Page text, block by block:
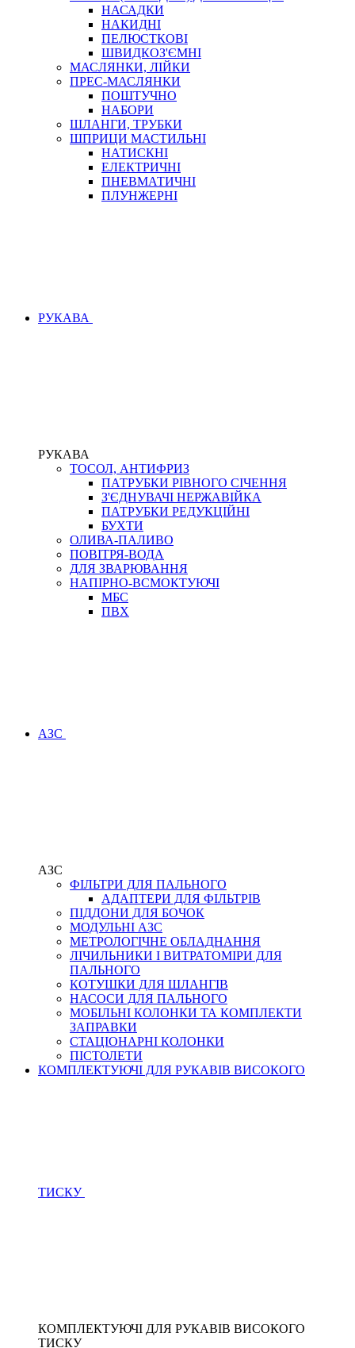
НАСАДКИ
НАКИДНІ
ПЕЛЮСТКОВІ
ШВИДКОЗ'ЄМНІ
МАСЛЯНКИ, ЛІЙКИ
ПРЕС-МАСЛЯНКИ
ПОШТУЧНО
НАБОРИ
ШЛАНГИ, ТРУБКИ
ШПРИЦИ МАСТИЛЬНІ
НАТИСКНІ
ЕЛЕКТРИЧНІ
ПНЕВМАТИЧНІ
ПЛУНЖЕРНІ
РУКАВА
РУКАВА
ТОСОЛ, АНТИФРИЗ
ПАТРУБКИ РІВНОГО СІЧЕННЯ
З'ЄДНУВАЧІ НЕРЖАВІЙКА
ПАТРУБКИ РЕДУКЦІЙНІ
БУХТИ
ОЛИВА-ПАЛИВО
ПОВІТРЯ-ВОДА
ДЛЯ ЗВАРЮВАННЯ
НАПІРНО-ВСМОКТУЮЧІ
МБС
ПВХ
АЗС
АЗС
ФІЛЬТРИ ДЛЯ ПАЛЬНОГО
АДАПТЕРИ ДЛЯ ФІЛЬТРІВ
ПІДДОНИ ДЛЯ БОЧОК
МОДУЛЬНІ АЗС
МЕТРОЛОГІЧНЕ ОБЛАДНАННЯ
ЛІЧИЛЬНИКИ І ВИТРАТОМІРИ ДЛЯ
ПАЛЬНОГО
КОТУШКИ ДЛЯ ШЛАНГІВ
НАСОСИ ДЛЯ ПАЛЬНОГО
МОБІЛЬНІ КОЛОНКИ ТА КОМПЛЕКТИ
ЗАПРАВКИ
СТАЦІОНАРНІ КОЛОНКИ
ПІСТОЛЕТИ
КОМПЛЕКТУЮЧІ ДЛЯ РУКАВІВ ВИСОКОГО
ТИСКУ
КОМПЛЕКТУЮЧІ ДЛЯ РУКАВІВ ВИСОКОГО
ТИСКУ